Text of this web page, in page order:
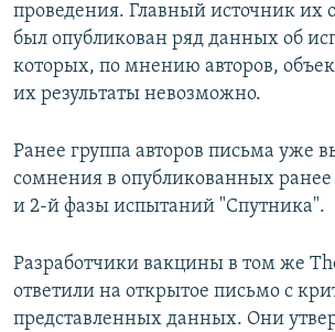
проведения. Главный источник их
был опубликован ряд данных об
которых, по мнению авторов,
их результаты невозможно.
Ранее группа авторов письма уже
сомнения в опубликованных ранее
и 2-й фазы испытаний "Спутника".
Разработчики вакцины в том же
ответили на открытое письмо с
представленных данных. Они